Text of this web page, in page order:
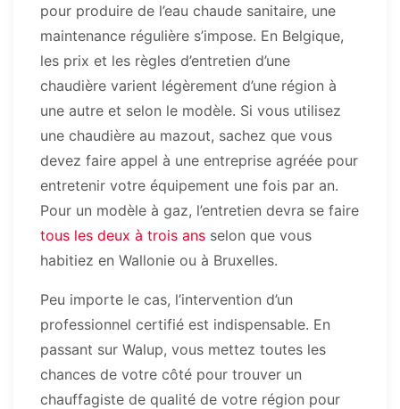
pour produire de l’eau chaude sanitaire, une
maintenance régulière s’impose. En Belgique,
les prix et les règles d’entretien d’une
chaudière varient légèrement d’une région à
une autre et selon le modèle. Si vous utilisez
une chaudière au mazout, sachez que vous
devez faire appel à une entreprise agréée pour
entretenir votre équipement une fois par an.
Pour un modèle à gaz, l’entretien devra se faire
tous les deux à trois ans selon que vous
habitiez en Wallonie ou à Bruxelles.
Peu importe le cas, l’intervention d’un
professionnel certifié est indispensable. En
passant sur Walup, vous mettez toutes les
chances de votre côté pour trouver un
chauffagiste de qualité de votre région pour